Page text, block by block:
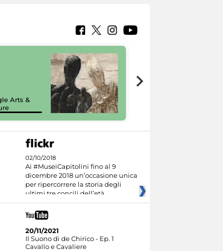
Arts &
02/10/2018
Ai #MuseiCapitolini fino al 9
dicembre 2018 un’occasione unica
per ripercorrere la storia degli
ultimi tre concili dell’età
20/11/2021
Il Suono di de Chirico - Ep. 1
Cavallo e Cavaliere